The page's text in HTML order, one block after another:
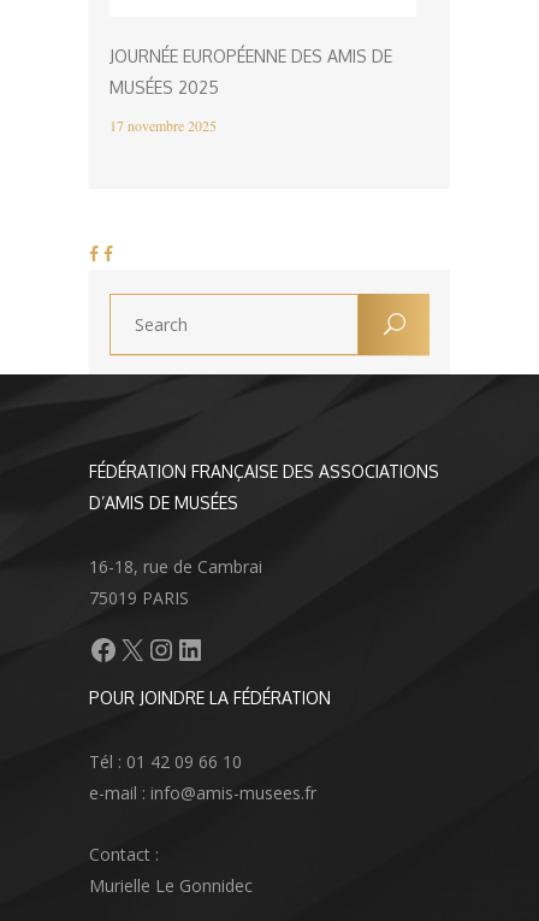
JOURNÉE EUROPÉENNE DES AMIS DE
MUSÉES 2025
17 novembre 2025
FÉDÉRATION FRANÇAISE DES ASSOCIATIONS
D’AMIS DE MUSÉES
16-18, rue de Cambrai
75019 PARIS
Facebook
X Instagram
LinkedIn
POUR JOINDRE LA FÉDÉRATION
Tél : 01 42 09 66 10
e-mail : info@amis-musees.fr
Contact :
Murielle Le Gonnidec